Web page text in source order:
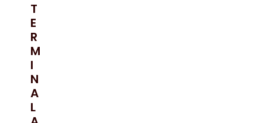
T
E
R
M
I
N
A
L